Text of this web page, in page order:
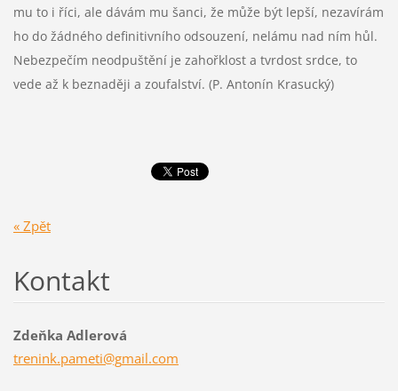
mu to i říci, ale dávám mu šanci, že může být lepší, nezavírám
ho do žádného definitivního odsouzení, nelámu nad ním hůl.
Nebezpečím neodpuštění je zahořklost a tvrdost srdce, to
vede až k beznaději a zoufalství. (P. Antonín Krasucký)
« Zpět
Kontakt
Zdeňka Adlerová
trenink.pameti@gmail.com